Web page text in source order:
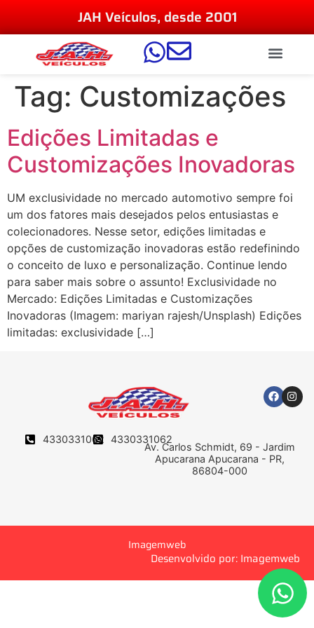
JAH Veículos, desde 2001
Tag: Customizações
Edições Limitadas e
Customizações Inovadoras
UM exclusividade no mercado automotivo sempre foi
um dos fatores mais desejados pelos entusiastas e
colecionadores. Nesse setor, edições limitadas e
opções de customização inovadoras estão redefinindo
o conceito de luxo e personalização. Continue lendo
para saber mais sobre o assunto! Exclusividade no
Mercado: Edições Limitadas e Customizações
Inovadoras (Imagem: mariyan rajesh/Unsplash) Edições
limitadas: exclusividade […]
4330331062 4330331062
Av. Carlos Schmidt, 69 - Jardim
Apucarana Apucarana - PR,
86804-000
Imagemweb
Desenvolvido por: Imagemweb